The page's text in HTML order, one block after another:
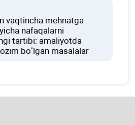
vaqtincha mehnatga
nafaqalarni
tartibi: amaliyotda
boʻlgan masalalar